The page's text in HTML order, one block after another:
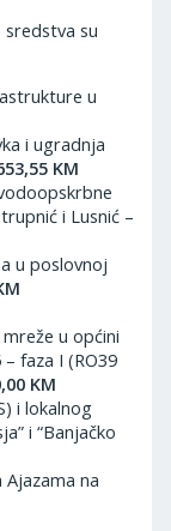
sredstva su
u
i ugradnja
KM
i Lusnić –
u poslovnoj
u općini
faza I (RO39
KM
i lokalnog
i “Banjačko
na